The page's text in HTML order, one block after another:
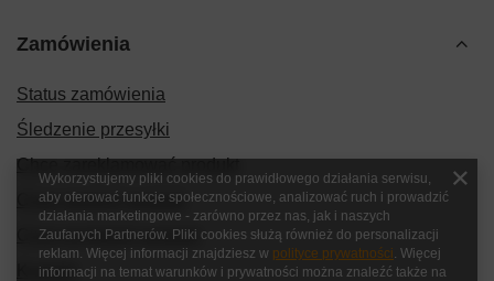
Zamówienia
Status zamówienia
Śledzenie przesyłki
Chcę zareklamować produkt
Chcę zwrócić produkt
Chcę wymienić produkt
Kontakt
Wykorzystujemy pliki cookies do prawidłowego działania serwisu,
aby oferować funkcje społecznościowe, analizować ruch i prowadzić
działania marketingowe - zarówno przez nas, jak i naszych
Zaufanych Partnerów. Pliki cookies służą również do personalizacji
reklam. Więcej informacji znajdziesz w polityce prywatności. Więcej
informacji na temat warunków i prywatności można znaleźć także na